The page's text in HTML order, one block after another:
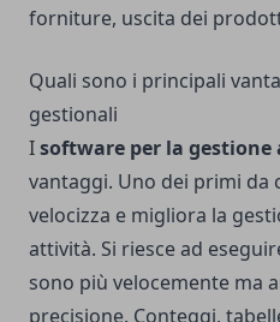
forniture, uscita dei
Quali sono i principali
gestionali
Isoftware per la gestione
vantaggi. Uno dei primi da
velocizza e migliora la
attività. Si riesce ad
sono più velocemente ma
precisione. Conteggi,